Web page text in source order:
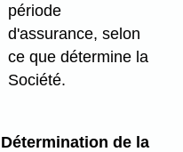
période
d'assurance, selon
ce que détermine la
Société.
Détermination de la